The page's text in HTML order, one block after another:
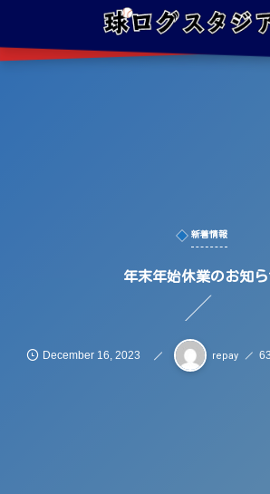
新着情報
年末年始休業のお知
December 16, 2023 repay